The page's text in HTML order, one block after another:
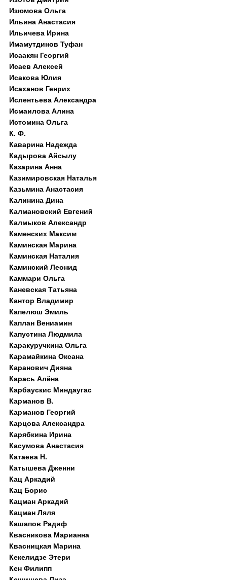
Изюмова Ольга
Ильина Анастасия
Ильичева Ирина
Имамутдинов Туфан
Исаакян Георгий
Исаев Алексей
Исакова Юлия
Исаханов Генрих
Ислентьева Александра
Исмаилова Алина
Истомина Ольга
К. Ф.
Каварина Надежда
Кадырова Айсылу
Казарина Анна
Казимировская Наталья
Казьмина Анастасия
Калинина Дина
Калмановский Евгений
Калмыков Александр
Каменских Максим
Каминская Марина
Каминская Наталия
Каминский Леонид
Каммари Ольга
Каневская Татьяна
Кантор Владимир
Капелюш Эмиль
Каплан Вениамин
Капустина Людмила
Каракуручкина Ольга
Карамайкина Оксана
Каранович Дияна
Карась Алёна
Карбаускис Миндаугас
Карманов В.
Карманов Георгий
Карцова Александра
Карябкина Ирина
Касумова Анастасия
Катаева Н.
Катышева Дженни
Кац Аркадий
Кац Борис
Кацман Аркадий
Кацман Ляля
Кашапов Радиф
Квасникова Марианна
Квасницкая Марина
Кекелидзе Этери
Кен Филипп